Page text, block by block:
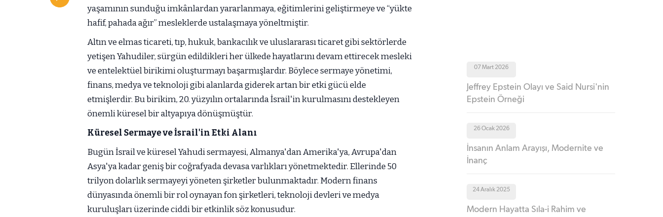
yaşamının sunduğu imkânlardan yararlanmaya, eğitimlerini geliştirmeye ve “yükte
hafif, pahada ağır” mesleklerde ustalaşmaya yöneltmiştir.
Altın ve elmas ticareti, tıp, hukuk, bankacılık ve uluslararası ticaret gibi sektörlerde
yetişen Yahudiler, sürgün edildikleri her ülkede hayatlarını devam ettirecek mesleki
ve entelektüel birikimi oluşturmayı başarmışlardır. Böylece sermaye yönetimi,
finans, medya ve teknoloji gibi alanlarda giderek artan bir etki gücü elde
etmişlerdir. Bu birikim, 20. yüzyılın ortalarında İsrail'in kurulmasını destekleyen
önemli küresel bir altyapıya dönüşmüştür.
Küresel Sermaye ve İsrail'in Etki Alanı
Bugün İsrail ve küresel Yahudi sermayesi, Almanya'dan Amerika'ya, Avrupa'dan
Asya'ya kadar geniş bir coğrafyada devasa varlıkları yönetmektedir. Ellerinde 50
trilyon dolarlık sermayeyi yöneten şirketler bulunmaktadır. Modern finans
dünyasında önemli bir rol oynayan fon şirketleri, teknoloji devleri ve medya
kuruluşları üzerinde ciddi bir etkinlik söz konusudur.
07 Mart 2026
Jeffrey Epstein Olayı ve Said Nursi'nin
Epstein Örneği
26 Ocak 2026
İnsanın Anlam Arayışı, Modernite ve
İnanç
24 Aralık 2025
Modern Hayatta Sıla-i Rahim ve